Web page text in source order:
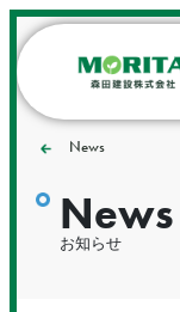
News
News
お知らせ